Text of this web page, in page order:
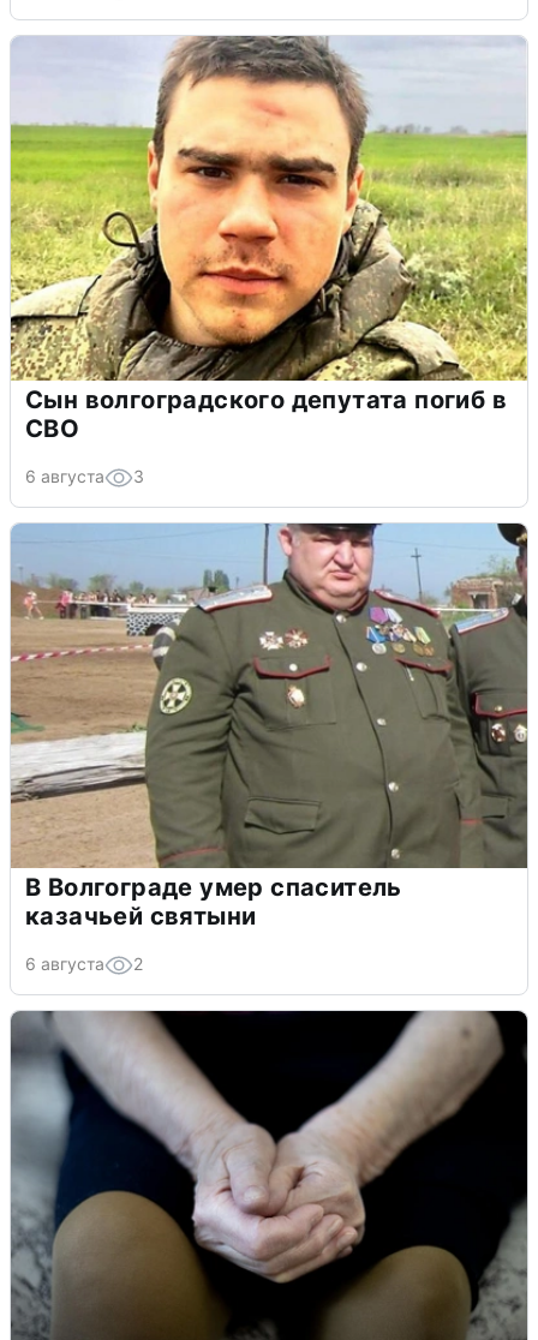
Сын волгоградского депутата погиб в
СВО
6 августа 3
В Волгограде умер спаситель
казачьей святыни
6 августа 2